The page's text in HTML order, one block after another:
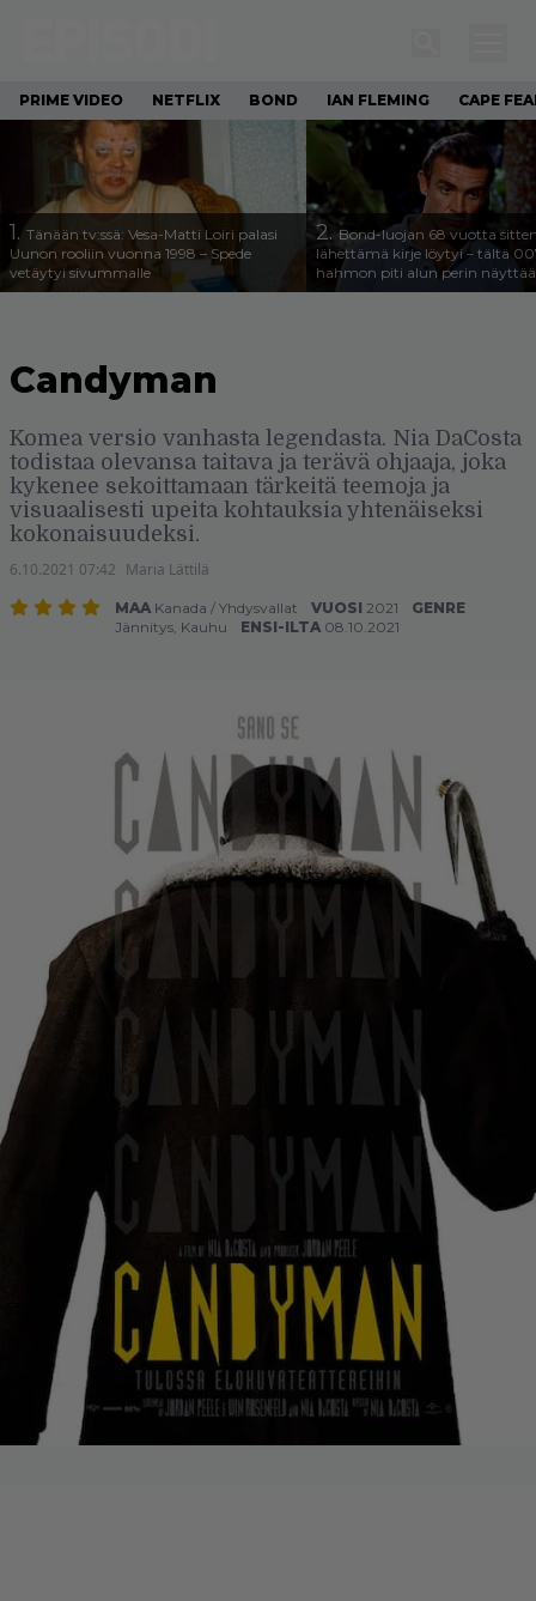
PRIME VIDEO NETFLIX BOND IAN FLEMING CAPE
1. Tänään tv:ssä: Vesa-Matti Loiri palasi
Uunon rooliin vuonna 1998 – Spede
vetäytyi sivummalle
2.Bond-luojan 68 vuotta
lähettämä kirje löytyi – tältä
hahmon piti alun perin näyttää
Candyman
Komea versio vanhasta legendasta. Nia DaCosta
todistaa olevansa taitava ja terävä ohjaaja, joka
kykenee sekoittamaan tärkeitä teemoja ja
visuaalisesti upeita kohtauksia yhtenäiseksi
kokonaisuudeksi.
6.10.2021 07:42 Maria Lättilä
MAA Kanada / Yhdysvallat VUOSI 2021
GENRE
Jännitys Kauhu ENSI-ILTA 08.10.2021